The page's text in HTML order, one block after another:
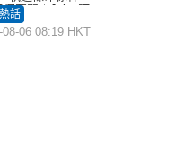
個惡習｜Juicy叮
話
08-06 08:19 HKT